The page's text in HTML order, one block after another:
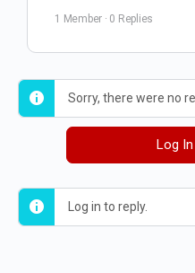
1 Member · 0 Replies
Sorry, there were no
Log
Log in to reply.